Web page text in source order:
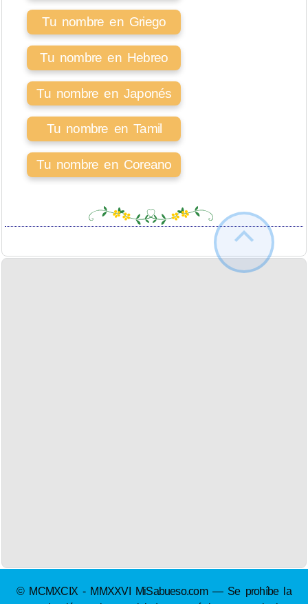
Tu nombre en Griego
Tu nombre en Hebreo
Tu nombre en Japonés
Tu nombre en Tamil
Tu nombre en Coreano
© MCMXCIX - MMXXVI MiSabueso.com — Se prohíbe la